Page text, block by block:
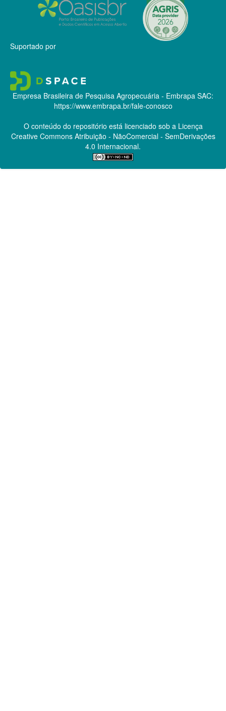
Suportado por
Empresa Brasileira de Pesquisa Agropecuária - Embrapa SAC:
https://www.embrapa.br/fale-conosco
O conteúdo do repositório está licenciado sob a Licença
Creative CommonsAtribuição - NãoComercial - SemDerivações
4.0 Internacional.